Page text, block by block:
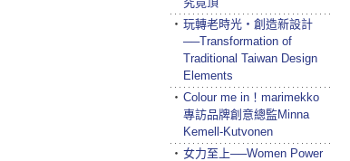
‧ 玩轉老時光‧創造新設計
──Transformation of
Traditional Taiwan Design
Elements
‧ Colour me in！marimekko
專訪品牌創意總監Minna
Kemell-Kutvonen
‧ 女力至上──Women Power